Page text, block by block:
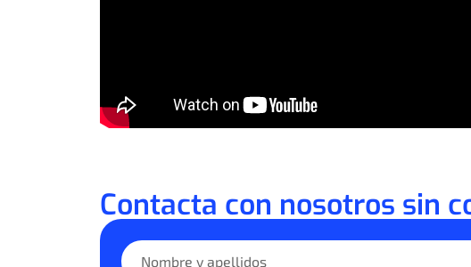
Contacta con nosotros sin